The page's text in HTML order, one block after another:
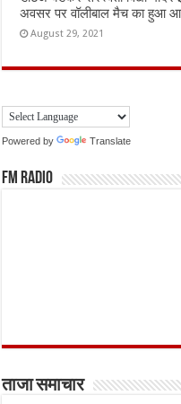
अवसर पर वॉलीबाल मैच का हुआ
August 29, 2021
Powered by Translate
FM Radio
ताजा समाचार